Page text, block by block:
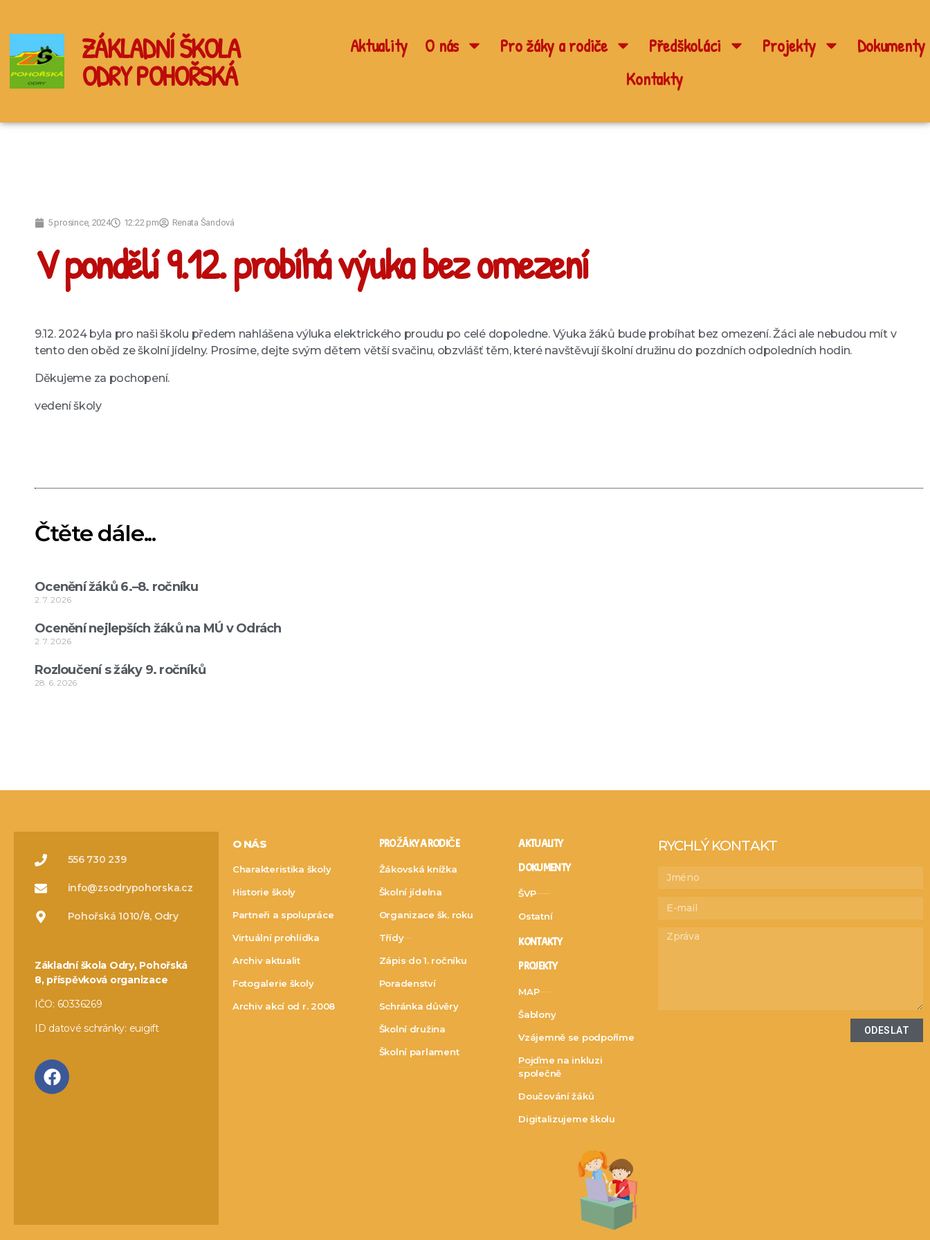
ZÁKLADNÍ ŠKOLA
ODRY POHOŘSKÁ
Aktuality O nás Pro žáky a rodiče Předškoláci Projekty
Dokumenty
Kontakty
5 prosince, 2024 12:22 pm Renata Šandová
V pondělí 9.12. probíhá výuka bez omezení
9.12. 2024 byla pro naši školu předem nahlášena výluka elektrického proudu po celé dopoledne. Výuka žáků bude probíhat bez omezení. Žáci ale nebudou mít v
tento den oběd ze školní jídelny. Prosíme, dejte svým dětem větší svačinu, obzvlášť těm, které navštěvují školní družinu do pozdních odpoledních hodin.
Děkujeme za pochopení.
vedení školy
Čtěte dále...
Ocenění žáků 6.–8. ročníku
2. 7. 2026
Ocenění nejlepších žáků na MÚ v Odrách
2. 7. 2026
Rozloučení s žáky 9. ročníků
28. 6. 2026
556 730 239
info@zsodrypohorska.cz
Pohořská 1010/8, Odry
Základní škola Odry, Pohořská
8, příspěvková organizace
IČO: 60336269
ID datové schránky: euigift
O NÁS
Charakteristika školy
Historie školy
Partneři a spolupráce
Virtuální prohlídka
Archiv aktualit
Fotogalerie školy
Archiv akcí od r. 2008
PRO ŽÁKY A RODIČE
Žákovská knížka
Školní jídelna
Organizace šk. roku
Třídy
Zápis do 1. ročníku
Poradenství
Schránka důvěry
Školní družina
Školní parlament
AKTUALITY
DOKUMENTY
ŠVP
Ostatní
KONTAKTY
PROJEKTY
MAP
Šablony
Vzájemně se podpoříme
Pojďme na inkluzi
společně
Doučování žáků
Digitalizujeme školu
RYCHLÝ KONTAKT
ODESLAT